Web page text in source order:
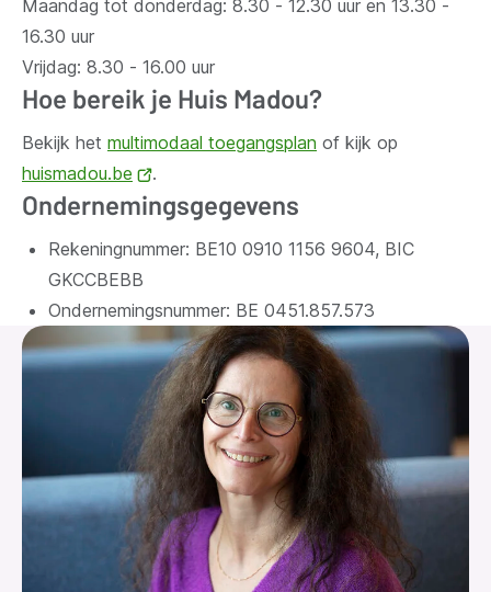
Maandag tot donderdag: 8.30 - 12.30 uur en 13.30 -
16.30 uur
Vrijdag: 8.30 - 16.00 uur
Hoe bereik je Huis Madou?
Bekijk het multimodaal toegangsplan of kijk op
huismadou.be
(opent
nieuw
.
Ondernemingsgegevens
Rekeningnummer: BE10 0910 1156 9604, BIC
GKCCBEBB
Ondernemingsnummer: BE 0451.857.573